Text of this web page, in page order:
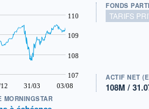
31/03 03/08
107
108
109
110
MORNINGSTAR
FONDS
TARIFS
ACTIF NET
108M /